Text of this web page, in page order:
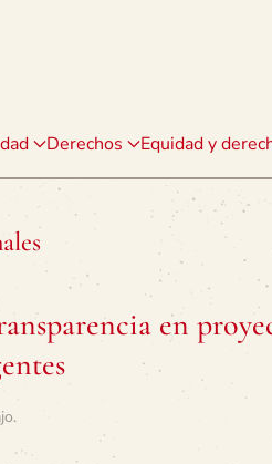
Derechos Equidad y
en
.